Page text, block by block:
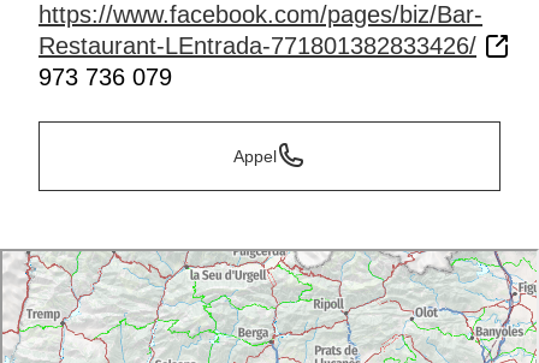
https://www.facebook.com/pages/biz/Bar-
Restaurant-LEntrada-771801382833426/
973 736 079
Appel